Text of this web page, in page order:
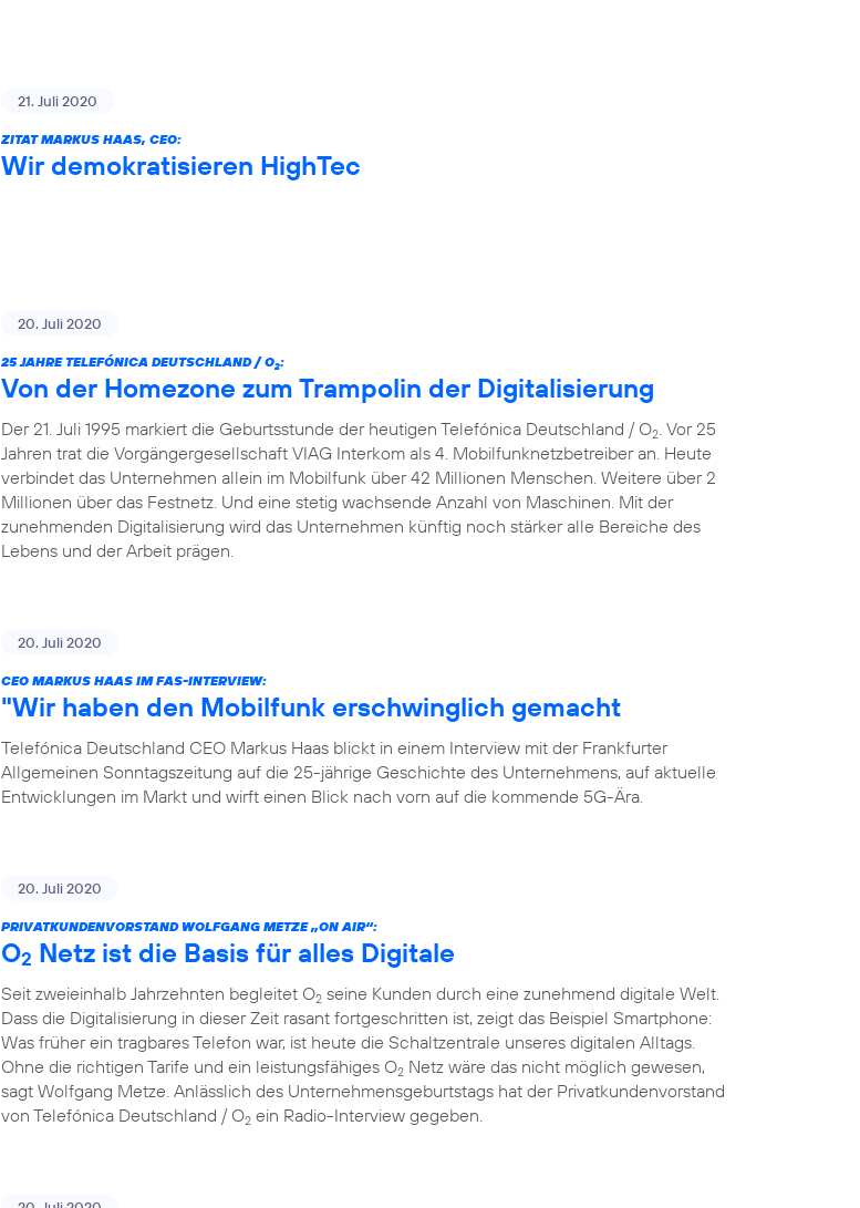
21. Juli 2020
ZITAT MARKUS HAAS, CEO:
Wir demokratisieren HighTec
20. Juli 2020
25 JAHRE TELEFÓNICA DEUTSCHLAND / O2:
Von der Homezone zum Trampolin der Digitalisierung
Der 21. Juli 1995 markiert die Geburtsstunde der heutigen Telefónica Deutschland / O2 . Vor 25
Jahren trat die Vorgängergesellschaft VIAG Interkom als 4. Mobilfunknetzbetreiber an. Heute
verbindet das Unternehmen allein im Mobilfunk über 42 Millionen Menschen. Weitere über 2
Millionen über das Festnetz. Und eine stetig wachsende Anzahl von Maschinen. Mit der
zunehmenden Digitalisierung wird das Unternehmen künftig noch stärker alle Bereiche des
Lebens und der Arbeit prägen.
20. Juli 2020
CEO MARKUS HAAS IM FAS-INTERVIEW:
"Wir haben den Mobilfunk erschwinglich gemacht
Telefónica Deutschland CEO Markus Haas blickt in einem Interview mit der Frankfurter
Allgemeinen Sonntagszeitung auf die 25-jährige Geschichte des Unternehmens, auf aktuelle
Entwicklungen im Markt und wirft einen Blick nach vorn auf die kommende 5G-Ära.
20. Juli 2020
PRIVATKUNDENVORSTAND WOLFGANG METZE „ON AIR“:
O2 Netz ist die Basis für alles Digitale
Seit zweieinhalb Jahrzehnten begleitet O2 seine Kunden durch eine zunehmend digitale Welt.
Dass die Digitalisierung in dieser Zeit rasant fortgeschritten ist, zeigt das Beispiel Smartphone:
Was früher ein tragbares Telefon war, ist heute die Schaltzentrale unseres digitalen Alltags.
Ohne die richtigen Tarife und ein leistungsfähiges O2 Netz wäre das nicht möglich gewesen,
sagt Wolfgang Metze. Anlässlich des Unternehmensgeburtstags hat der Privatkundenvorstand
von Telefónica Deutschland / O2 ein Radio-Interview gegeben.